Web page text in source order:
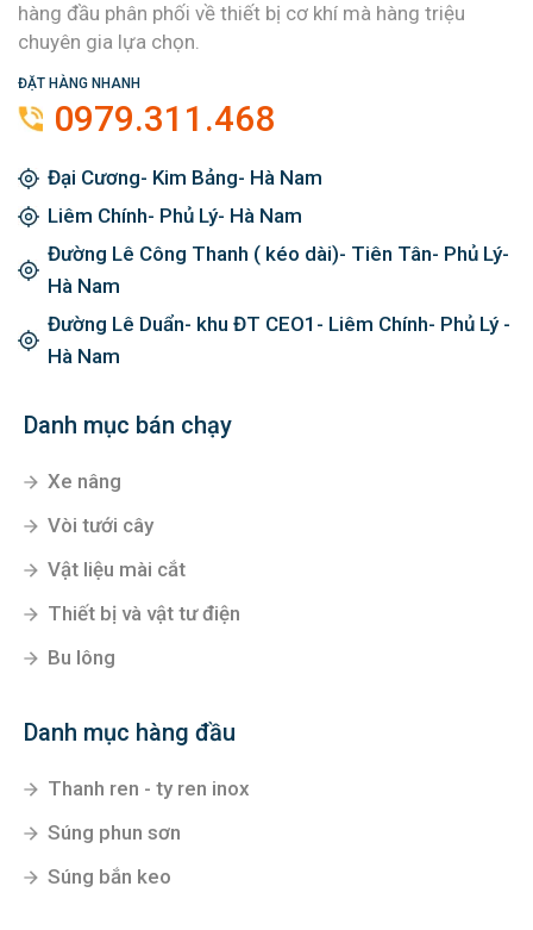
hàng đầu phân phối về thiết bị cơ khí mà hàng triệu
chuyên gia lựa chọn.
ĐẶT HÀNG NHANH
0979.311.468
Đại Cương- Kim Bảng- Hà Nam
Liêm Chính- Phủ Lý- Hà Nam
Đường Lê Công Thanh ( kéo dài)- Tiên Tân- Phủ Lý-
Hà Nam
Đường Lê Duẩn- khu ĐT CEO1- Liêm Chính- Phủ Lý -
Hà Nam
Danh mục bán chạy
Xe nâng
Vòi tưới cây
Vật liệu mài cắt
Thiết bị và vật tư điện
Bu lông
Danh mục hàng đầu
Thanh ren - ty ren inox
Súng phun sơn
Súng bắn keo